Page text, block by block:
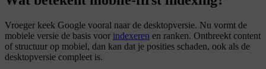
Vroeger keek Google vooral naar de desktopversie. Nu vormt de
mobiele versie de basis voor indexeren en ranken. Ontbreekt content
of structuur op mobiel, dan kan dat je posities schaden, ook als de
desktopversie compleet is.